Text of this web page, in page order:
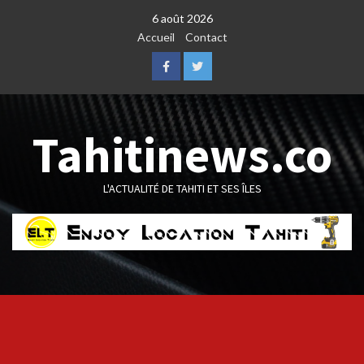
6 août 2026
Accueil
Contact
FacebookTwitter
Tahitinews.co
L'ACTUALITÉ DE TAHITI ET SES ÎLES